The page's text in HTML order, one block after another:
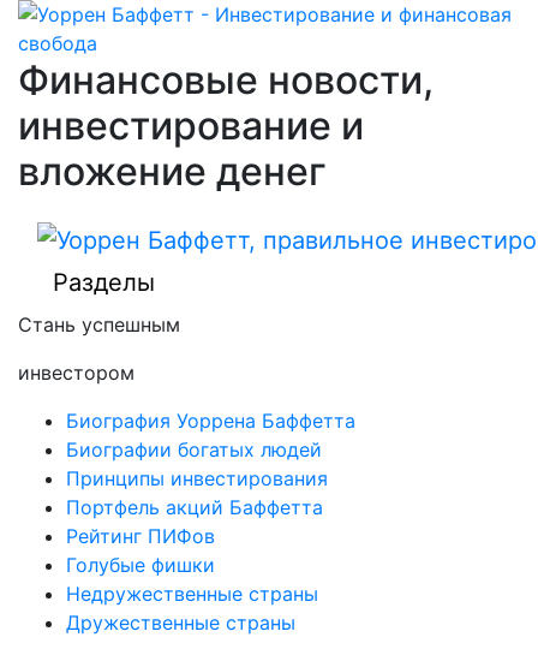
Финансовые новости,
инвестирование и
вложение денег
Разделы
Стань успешным
инвестором
Биография Уоррена Баффетта
Биографии богатых людей
Принципы инвестирования
Портфель акций Баффетта
Рейтинг ПИФов
Голубые фишки
Недружественные страны
Дружественные страны